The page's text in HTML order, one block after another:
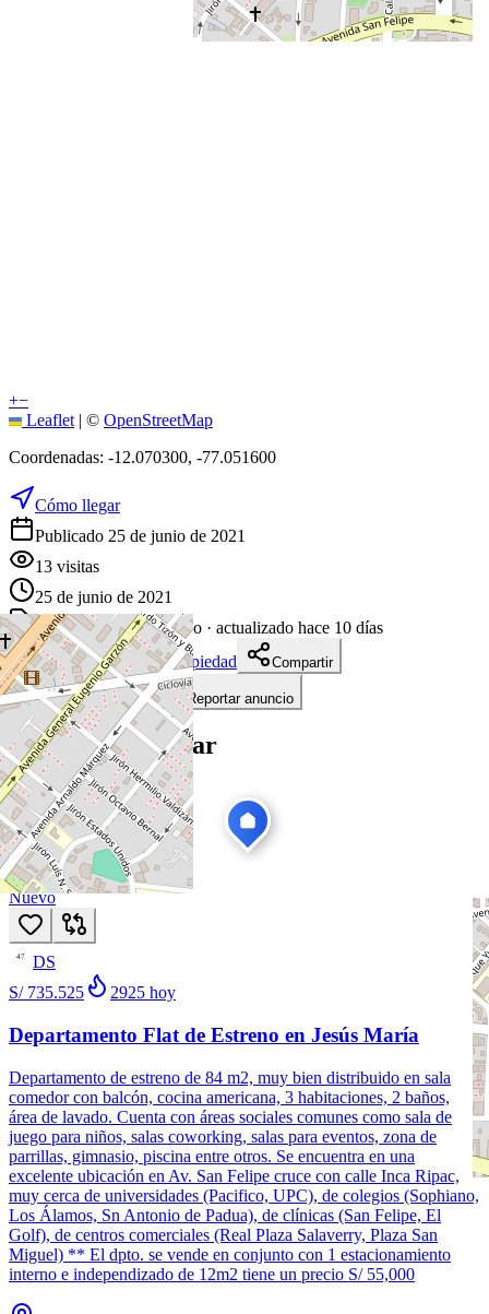
+−
Leaflet | © OpenStreetMap
Coordenadas: -12.070300, -77.051600
Cómo llegar
Publicado 25 de junio de 2021
13 visitas
25 de junio de 2021
1868días en el mercado · actualizado hace 10 días
Descargar ficha de propiedad
Compartir
Añadir a tablero Reportar anuncio
Te puede interesar
Ver todas
1/15
Venta
Nuevo
47
DS
S/ 735.525
2925 hoy
Departamento Flat de Estreno en Jesús María
Departamento de estreno de 84 m2, muy bien distribuido en sala
comedor con balcón, cocina americana, 3 habitaciones, 2 baños,
área de lavado. Cuenta con áreas sociales comunes como sala de
juego para niños, salas coworking, salas para eventos, zona de
parrillas, gimnasio, piscina entre otros. Se encuentra en una
excelente ubicación en Av. San Felipe cruce con calle Inca Ripac,
muy cerca de universidades (Pacifico, UPC), de colegios (Sophiano,
Los Álamos, Sn Antonio de Padua), de clínicas (San Felipe, El
Golf), de centros comerciales (Real Plaza Salaverry, Plaza San
Miguel) ** El dpto. se vende en conjunto con 1 estacionamiento
interno e independizado de 12m2 tiene un precio S/ 55,000